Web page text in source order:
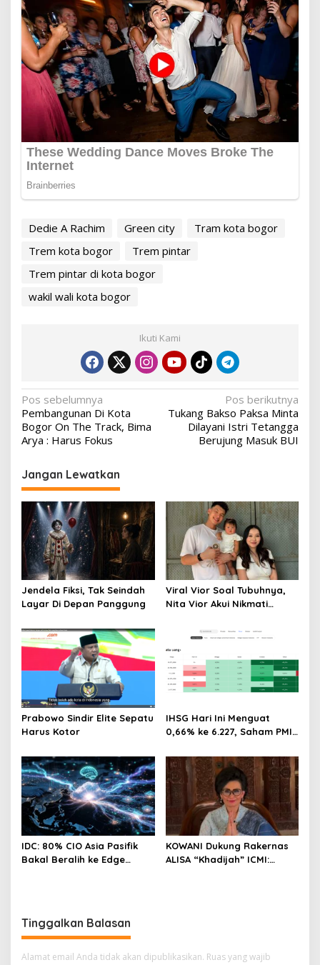
Dedie A Rachim Green city
Tram kota bogor
Trem kota bogor
Trem pintar
Trem pintar di kota bogor
wakil wali kota bogor
Ikuti Kami
Navigasi
pos
Pos sebelumnya
Pembangunan Di Kota
Bogor On The Track, Bima
Arya : Harus Fokus
Pos berikutnya
Tukang Bakso Paksa Minta
Dilayani Istri Tetangga
Berujung Masuk BUI
Jangan Lewatkan
Jendela Fiksi, Tak Seindah
Layar Di Depan Panggung
Viral Vior Soal Tubuhnya,
Nita Vior Akui Nikmati
Prabowo Sindir Elite Sepatu
Harus Kotor
IHSG Hari Ini Menguat
0,66% ke 6.227, Saham PMII,
28%! Ini Daftar Saham
Paling Cuan & Volume
Tertinggi 31 Juli 2026
IDC: 80% CIO Asia Pasifik
Bakal Beralih ke Edge
KOWANI Dukung Rakernas
ALISA “Khadijah” ICMI:
Tinggalkan Balasan
Alamat email Anda tidak akan dipublikasikan. Ruas yang wajib